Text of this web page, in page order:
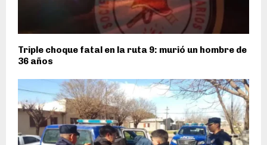
Triple choque fatal en la ruta 9: murió un hombre de
36 años